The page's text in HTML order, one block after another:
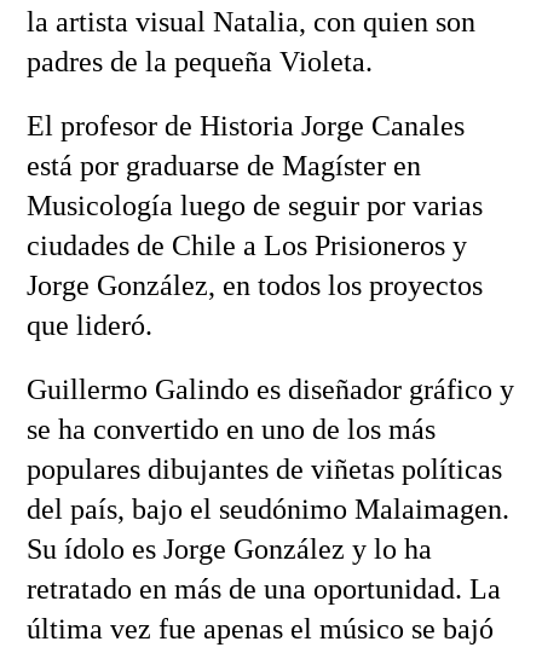
la artista visual Natalia, con quien son
padres de la pequeña Violeta.
El profesor de Historia Jorge Canales
está por graduarse de Magíster en
Musicología luego de seguir por varias
ciudades de Chile a Los Prisioneros y
Jorge González, en todos los proyectos
que lideró.
Guillermo Galindo es diseñador gráfico y
se ha convertido en uno de los más
populares dibujantes de viñetas políticas
del país, bajo el seudónimo Malaimagen.
Su ídolo es Jorge González y lo ha
retratado en más de una oportunidad. La
última vez fue apenas el músico se bajó